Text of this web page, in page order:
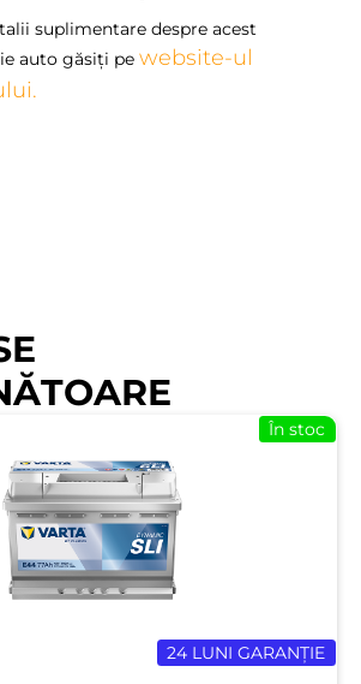
suplimentare despre acest
auto găsiți pe website-ul
24 LUNI GARANȚIE
În stoc